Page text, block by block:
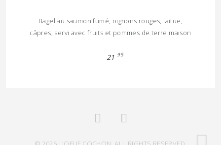
Bagel au saumon fumé, oignons rouges, laitue,
câpres, servi avec fruits et pommes de terre maison
21 95